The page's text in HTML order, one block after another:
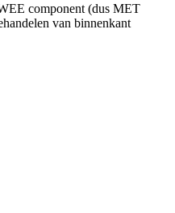
component (dus MET
van binnenkant